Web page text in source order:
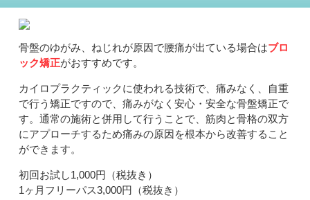
骨盤のゆがみ、ねじれが原因で腰痛が出ている場合はブロ
ック矯正がおすすめです。
カイロプラクティックに使われる技術で、痛みなく、自重
で行う矯正ですので、痛みがなく安心・安全な骨盤矯正で
す。通常の施術と併用して行うことで、筋肉と骨格の双方
にアプローチするため痛みの原因を根本から改善すること
ができます。
初回お試し1,000円（税抜き）
1ヶ月フリーパス3,000円（税抜き）